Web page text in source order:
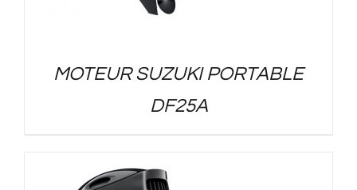
MOTEUR SUZUKI PORTABLE
DF25A